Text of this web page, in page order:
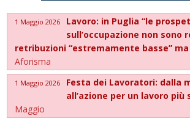
1 Maggio 2026
Lavoro: in Puglia “le
sull’occupazione non sono
retribuzioni “estremamente basse”
Aforisma
1 Maggio 2026
Festa dei Lavoratori: dalla
all’azione per un lavoro più
Maggio